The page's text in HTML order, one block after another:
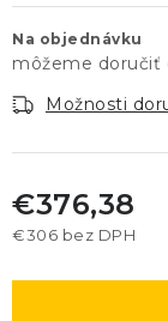
Na objednávku
Možnosti
€376,38
€306 bez DPH